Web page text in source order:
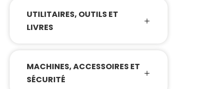
UTILITAIRES, OUTILS ET
LIVRES
MACHINES, ACCESSOIRES ET
SÉCURITÉ